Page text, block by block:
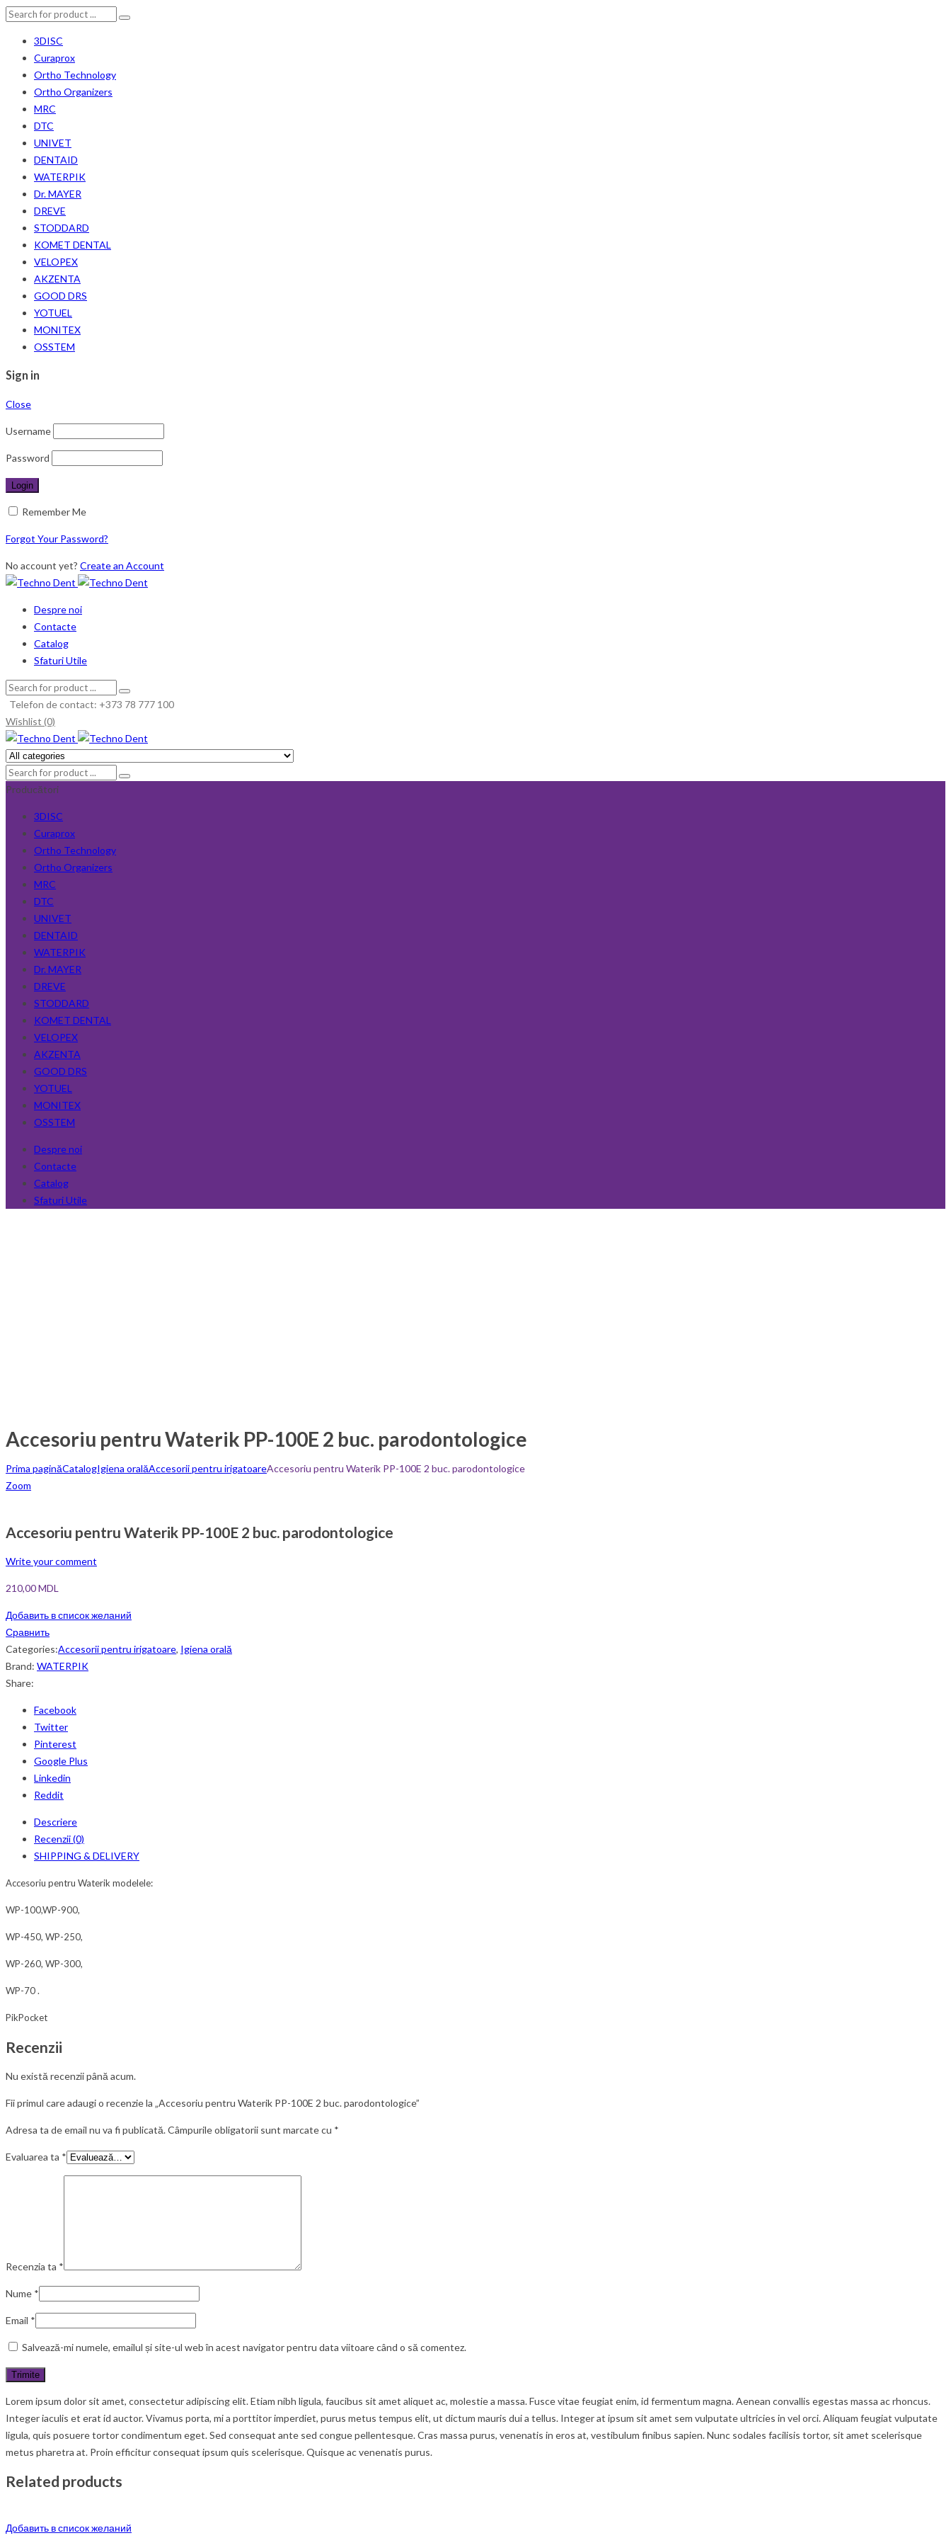
3DISC
Curaprox
Ortho Technology
Ortho Organizers
MRC
DTC
UNIVET
DENTAID
WATERPIK
Dr. MAYER
DREVE
STODDARD
KOMET DENTAL
VELOPEX
AKZENTA
GOOD DRS
YOTUEL
MONITEX
OSSTEM
Sign in
Close
Username
Password
Remember Me
Forgot Your Password?
No account yet? Create an Account
Despre noi
Contacte
Catalog
Sfaturi Utile
Telefon de contact: +373 78 777 100
Wishlist (0)
Producători
3DISC
Curaprox
Ortho Technology
Ortho Organizers
MRC
DTC
UNIVET
DENTAID
WATERPIK
Dr. MAYER
DREVE
STODDARD
KOMET DENTAL
VELOPEX
AKZENTA
GOOD DRS
YOTUEL
MONITEX
OSSTEM
Despre noi
Contacte
Catalog
Sfaturi Utile
Accesoriu pentru Waterik PP-100E 2 buc. parodontologice
Prima paginăCatalogIgiena oralăAccesorii pentru irigatoareAccesoriu pentru Waterik PP-100E 2 buc. parodontologice
Zoom
Accesoriu pentru Waterik PP-100E 2 buc. parodontologice
Write your comment
210,00MDL
Добавить в список желаний
Сравнить
Categories:Accesorii pentru irigatoare, Igiena orală
Brand: WATERPIK
Share:
Facebook
Twitter
Pinterest
Google Plus
Linkedin
Reddit
Descriere
Recenzii (0)
SHIPPING & DELIVERY
Accesoriu pentru Waterik modelele:
WP-100,WP-900,
WP-450, WP-250,
WP-260, WP-300,
WP-70 .
PikPocket
Recenzii
Nu există recenzii până acum.
Fii primul care adaugi o recenzie la „Accesoriu pentru Waterik PP-100E 2 buc. parodontologice”
Adresa ta de email nu va fi publicată.Câmpurile obligatorii sunt marcate cu *
Evaluarea ta *
Recenzia ta *
Nume *
Email *
Salvează-mi numele, emailul și site-ul web în acest navigator pentru data viitoare când o să comentez.
Lorem ipsum dolor sit amet, consectetur adipiscing elit. Etiam nibh ligula, faucibus sit amet aliquet ac, molestie a massa. Fusce vitae feugiat enim, id fermentum magna. Aenean convallis egestas massa ac rhoncus.
Integer iaculis et erat id auctor. Vivamus porta, mi a porttitor imperdiet, purus metus tempus elit, ut dictum mauris dui a tellus. Integer at ipsum sit amet sem vulputate ultricies in vel orci. Aliquam feugiat vulputate
ligula, quis posuere tortor condimentum eget. Sed consequat ante sed congue pellentesque. Cras massa purus, venenatis in eros at, vestibulum finibus sapien. Nunc sodales facilisis tortor, sit amet scelerisque
metus pharetra at. Proin efficitur consequat ipsum quis scelerisque. Quisque ac venenatis purus.
Related products
Добавить в список желаний